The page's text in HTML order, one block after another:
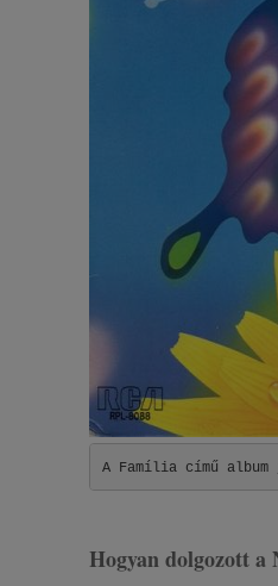
A Família című
Hogyan dolgozott a